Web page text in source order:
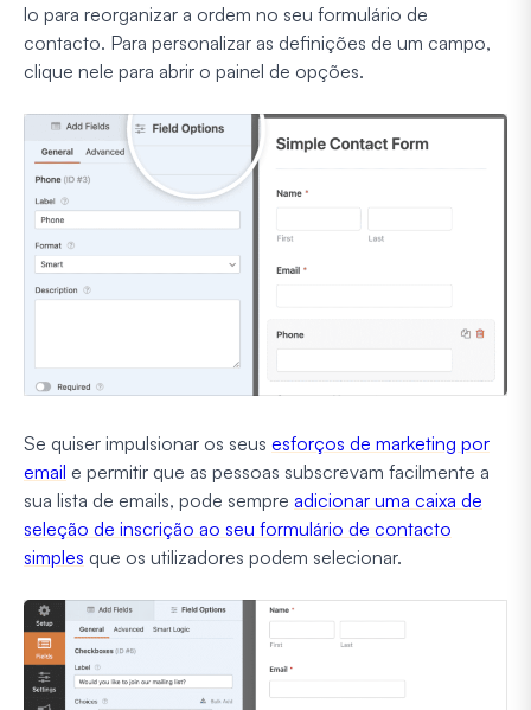
lo para reorganizar a ordem no seu formulário de
contacto. Para personalizar as definições de um campo,
clique nele para abrir o painel de opções.
Se quiser impulsionar os seus esforços de marketing por
email e permitir que as pessoas subscrevam facilmente a
sua lista de emails, pode sempre adicionar uma caixa de
seleção de inscrição ao seu formulário de contacto
simples que os utilizadores podem selecionar.